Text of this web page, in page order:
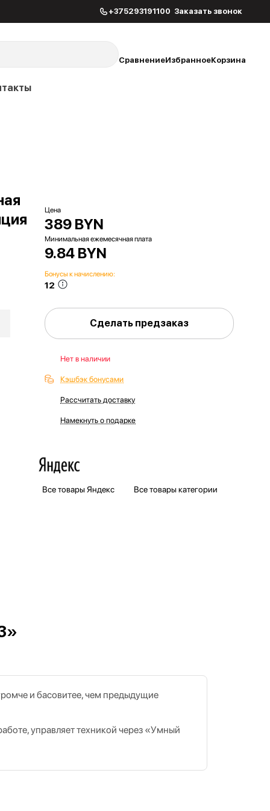
+375293191100 Заказать звонок
СравнениеИзбранноеКорзина
Цена
389 BYN
Минимальная ежемесячная плата
9.84 BYN
Бонусы к начислению:
12
Сделать предзаказ
Нет в наличии
Кэшбэк бонусами
Рассчитать доставку
Намекнуть о подарке
Все товары Яндекс Все товары категории
и басовитее, чем предыдущие
управляет техникой через «Умный